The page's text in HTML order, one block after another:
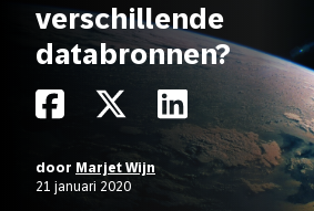
verschillende
databronnen?
door Marjet Wijn
21 januari 2020